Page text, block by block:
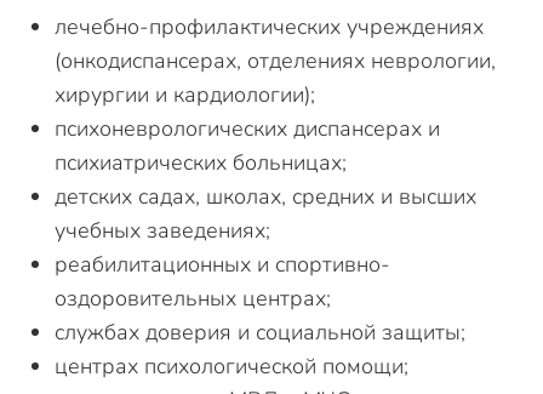
лечебно-профилактических учреждениях
(онкодиспансерах, отделениях неврологии,
хирургии и кардиологии);
психоневрологических диспансерах и
психиатрических больницах;
детских садах, школах, средних и высших
учебных заведениях;
реабилитационных и спортивно-
оздоровительных центрах;
службах доверия и социальной защиты;
центрах психологической помощи;